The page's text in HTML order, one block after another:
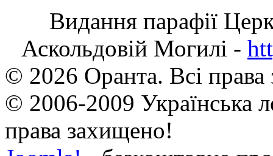
Видання парафії
Аскольдовій Могилі -
© 2026 Оранта. Всі
© 2006-2009 Українська
права захищено!